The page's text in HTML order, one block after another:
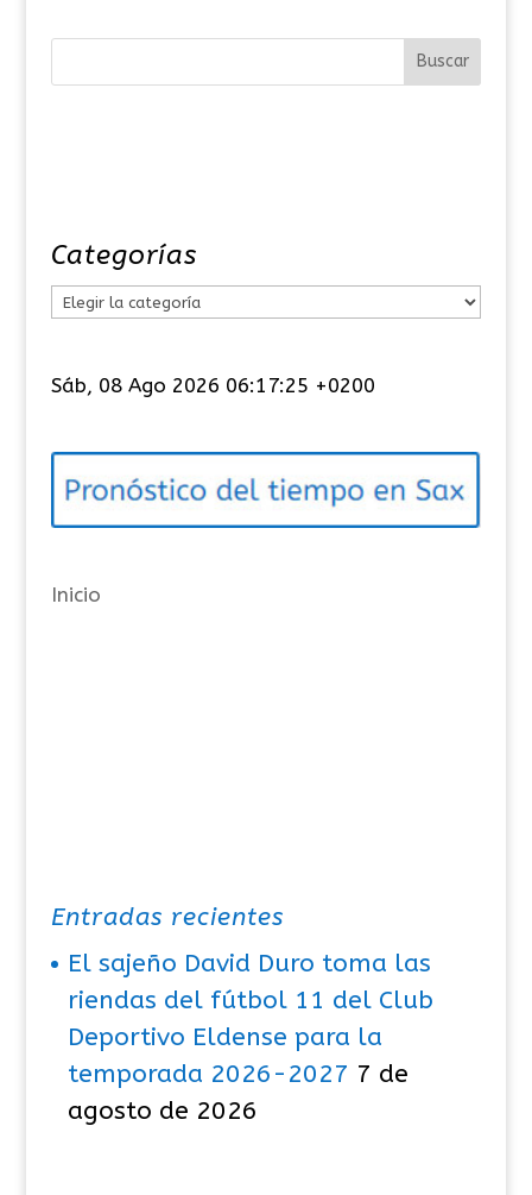
Categorías
e
o
í
s
Sáb, 08 Ago 2026 06:17:25 +0200
Inicio
Entradas recientes
El sajeño David Duro toma las
riendas del fútbol 11 del Club
Deportivo Eldense para la
temporada 2026-2027 7 de
agosto de 2026